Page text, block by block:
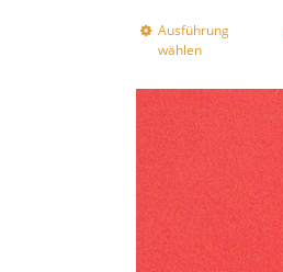
Ausführung
wählen